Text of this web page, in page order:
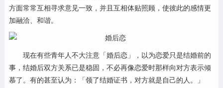
方面常常互相寻求意见一致，并且互相体贴照顾，使彼此的感情更
加融洽、和谐。
现在有些青年人不大注意「婚后恋」，以为恋爱只是结婚前的
事，结婚后双方关系已是稳固，不必再像恋爱时那样向对方表示倾
慕了。有的甚至认为：「领了结婚证书，对方就是自己的人。」